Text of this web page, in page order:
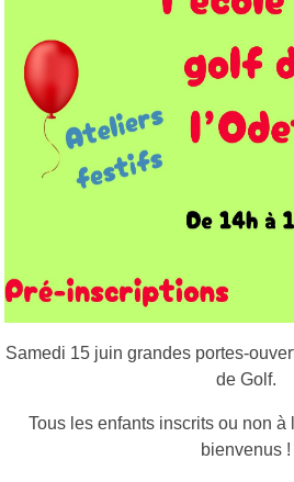
Samedi 15 juin grandes portes-
de Golf.
Tous les enfants inscrits ou non à
bienvenus !